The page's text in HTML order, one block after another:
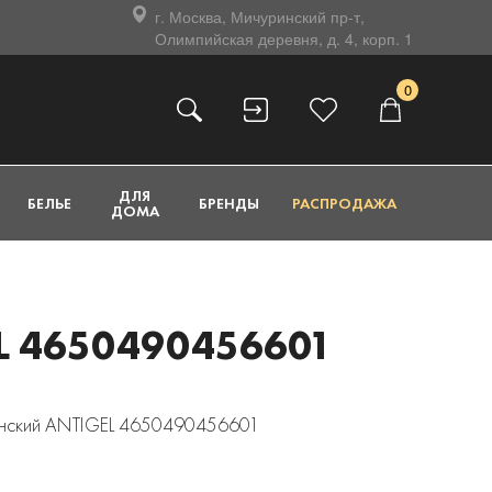
г. Москва, Мичуринский пр-т,
Олимпийская деревня, д. 4, корп. 1
0
БЕЛЬЕ ДЛЯ
ДОМА БРЕНДЫ РАСПРОДАЖА
ANTIGEL 4650490456601